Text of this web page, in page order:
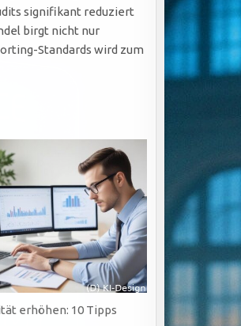
signifikant reduziert
birgt nicht nur
Standards wird zum
erhöhen: 10 Tipps